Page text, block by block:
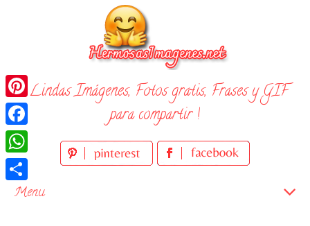
¡ Lindas Imágenes, Fotos gratis, Frases y GIF
para compartir !
Menu
Pinterest
Facebook
WhatsApp
Compartir